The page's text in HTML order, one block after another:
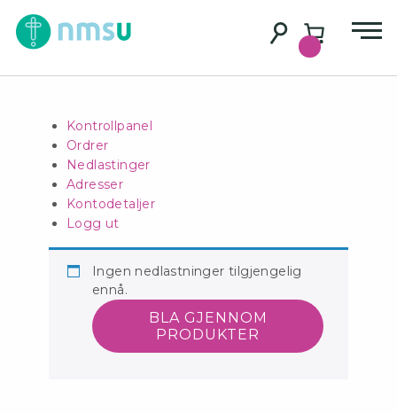
Kontrollpanel
Ordrer
Nedlastinger
Adresser
Kontodetaljer
Logg ut
Ingen nedlastninger tilgjengelig
ennå.
BLA GJENNOM
PRODUKTER